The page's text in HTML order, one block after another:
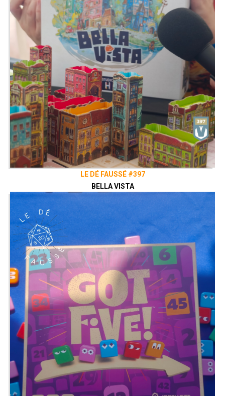
Twitter
@ledefausse
Instagram
Le Dé Faussé
Facebook
Le Dé Faussé
LE DÉ FAUSSÉ #397
BELLA VISTA